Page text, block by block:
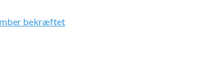
bekræftet